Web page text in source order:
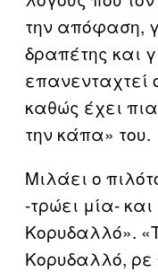
την απόφαση,
δραπέτης και
επανενταχτεί
καθώς έχει
την κάπα» του.
Μιλάει ο
-τρώει μία-
Κορυδαλλό».
Κορυδαλλό,